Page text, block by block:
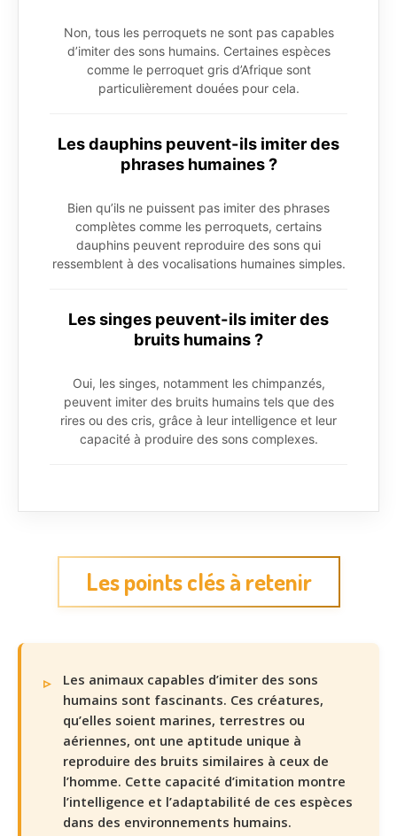
Non, tous les perroquets ne sont pas capables
d’imiter des sons humains. Certaines espèces
comme le perroquet gris d’Afrique sont
particulièrement douées pour cela.
Les dauphins peuvent-ils imiter des
phrases humaines ?
Bien qu’ils ne puissent pas imiter des phrases
complètes comme les perroquets, certains
dauphins peuvent reproduire des sons qui
ressemblent à des vocalisations humaines simples.
Les singes peuvent-ils imiter des
bruits humains ?
Oui, les singes, notamment les chimpanzés,
peuvent imiter des bruits humains tels que des
rires ou des cris, grâce à leur intelligence et leur
capacité à produire des sons complexes.
Les points clés à retenir
Les animaux capables d’imiter des sons
humains sont fascinants. Ces créatures,
qu’elles soient marines, terrestres ou
aériennes, ont une aptitude unique à
reproduire des bruits similaires à ceux de
l’homme. Cette capacité d’imitation montre
l’intelligence et l’adaptabilité de ces espèces
dans des environnements humains.